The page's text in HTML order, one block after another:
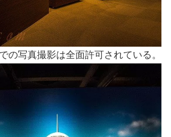
の写真撮影は全面許可されている。